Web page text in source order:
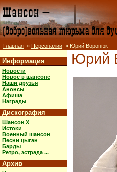
Главная » Персоналии » Юрий Воронюк
Информация
Новости
Новое в шансоне
Наши друзья
Анонсы
Афиша
Награды
Дискография
Шансон X
Истоки
Военный шансон
Песни цыган
Барды
Ретро, эстрада ...
Архив
Юрий